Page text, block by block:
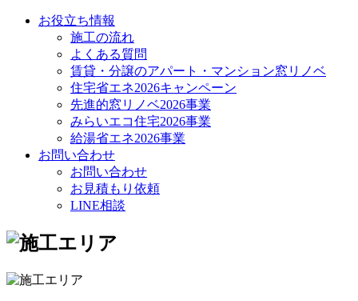
お役立ち情報
施工の流れ
よくある質問
賃貸・分譲のアパート・マンション窓リノベ
住宅省エネ2026キャンペーン
先進的窓リノベ2026事業
みらいエコ住宅2026事業
給湯省エネ2026事業
お問い合わせ
お問い合わせ
お見積もり依頼
LINE相談